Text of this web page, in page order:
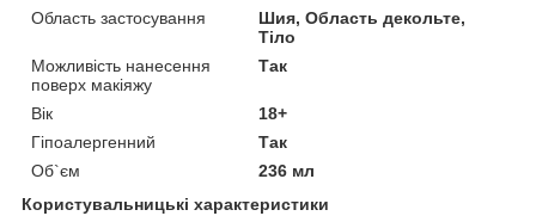
Область застосування
Шия, Область декольте,
Тіло
Можливість нанесення
поверх макіяжу
Так
Вік
18+
Гіпоалергенний
Так
Об`єм
236 мл
Користувальницькі характеристики